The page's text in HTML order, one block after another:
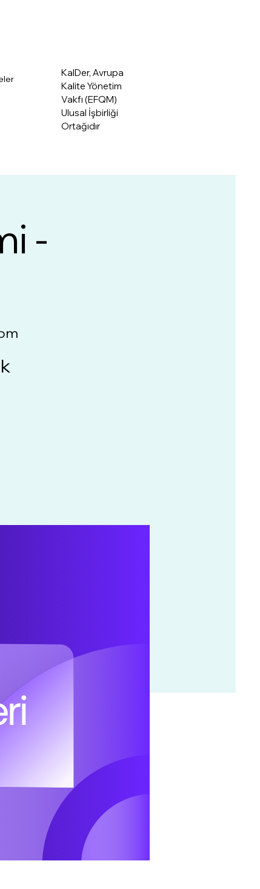
KalDer, Avrupa
Kalite Yönetim
Vakfı (EFQM)
Ulusal İşbirliği
Ortağıdır
-